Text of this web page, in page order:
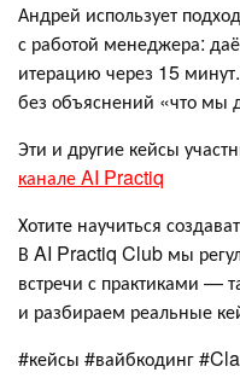
Андрей использует
с работой менеджера:
итерацию через 15
без объяснений «что мы
Эти и другие кейсы
канале AI Practiq
Хотите научиться
В AI Practiq Club мы
встречи с практиками —
и разбираем реальные
#кейсы #вайбкодинг